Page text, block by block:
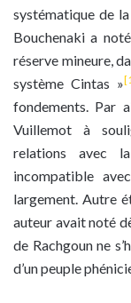
systématique de
Bouchenaki a
réserve mineure,
système Cintas »
fondements. Par
Vuillemot à
relations avec
incompatible
largement. Autre
auteur avait noté
de Rachgoun ne
d’un peuple